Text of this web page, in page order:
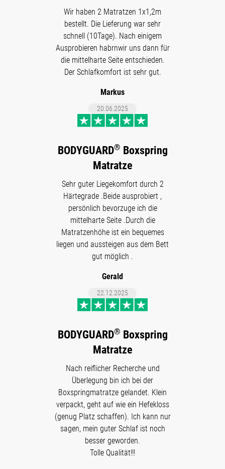
Wir haben 2 Matratzen 1x1,2m
bestellt. Die Lieferung war sehr
schnell (10Tage). Nach einigem
Ausprobieren habrnwir uns dann für
die mittelharte Seite entschieden.
Der Schlafkomfort ist sehr gut.
Markus
20.06.2025
BODYGUARD® Boxspring
Matratze
Sehr guter Liegekomfort durch 2
Härtegrade .Beide ausprobiert ,
persönlich bevorzuge ich die
mittelharte Seite .Durch die
Matratzenhöhe ist ein bequemes
liegen und aussteigen aus dem Bett
gut möglich .
Gerald
22.12.2025
BODYGUARD® Boxspring
Matratze
Nach reiflicher Recherche und
Überlegung bin ich bei der
Boxspringmatratze gelandet. Klein
verpackt, geht auf wie ein Hefekloss
(genug Platz schaffen). Ich kann nur
sagen, mein guter Schlaf ist noch
besser geworden.
Tolle Qualität!!!